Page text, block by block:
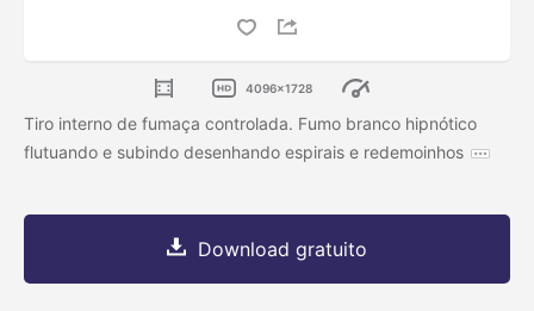
4096x1728
Tiro interno de fumaça controlada. Fumo branco hipnótico
flutuando e subindo desenhando espirais e redemoinhos
Download gratuito